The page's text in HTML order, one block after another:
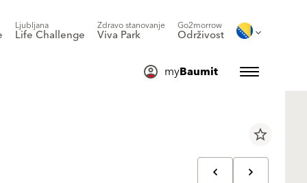
Ljubljana
Life Challenge
Zdravo stanovanje
Viva Park
Go2morrow
Održivost
myBaumit
star_border